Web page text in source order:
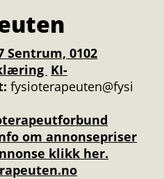
Sentrum, 0102
KI-
fysioterapeuten@fysi
om annonsepriser
klikk her.